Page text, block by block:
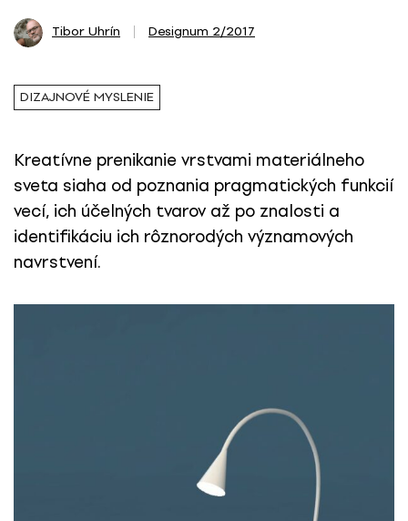
Tibor Uhrín Designum 2/2017
DIZAJNOVÉ MYSLENIE
Kreatívne prenikanie vrstvami materiálneho
sveta siaha od poznania pragmatických funkcií
vecí, ich účelných tvarov až po znalosti a
identifikáciu ich rôznorodých významových
navrstvení.